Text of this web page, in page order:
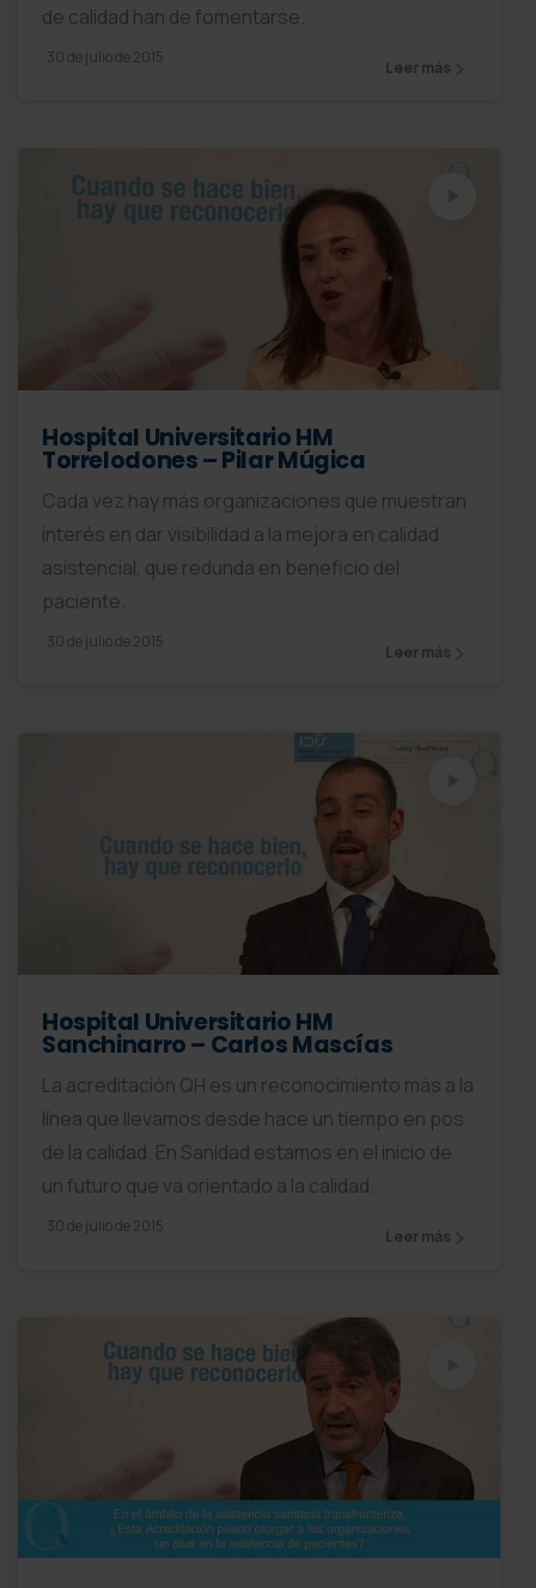
de calidad han de fomentarse.
30 de julio de 2015
Leer más
Hospital Universitario HM
Torrelodones – Pilar Múgica
Cada vez hay más organizaciones que muestran
interés en dar visibilidad a la mejora en calidad
asistencial, que redunda en beneficio del
paciente.
30 de julio de 2015
Leer más
Hospital Universitario HM
Sanchinarro – Carlos Mascías
La acreditación QH es un reconocimiento más a la
línea que llevamos desde hace un tiempo en pos
de la calidad. En Sanidad estamos en el inicio de
un futuro que va orientado a la calidad.
30 de julio de 2015
Leer más